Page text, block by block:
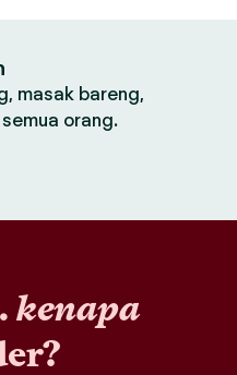
masak bareng,
orang.
kenapa